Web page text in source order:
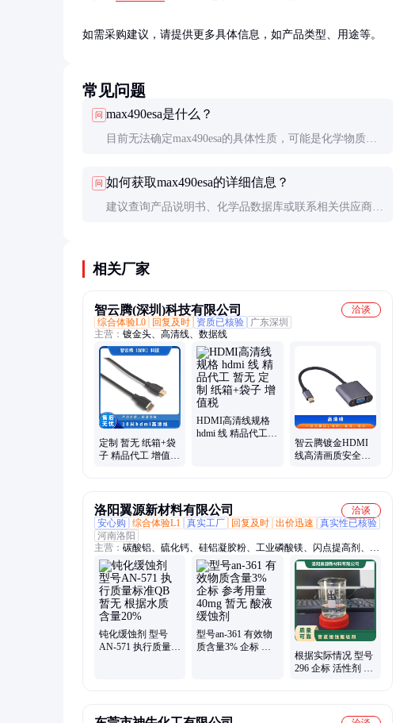
如需采购建议，请提供更多具体信息，如产品类型、用途等。
常见问题
问 max490esa是什么？
目前无法确定max490esa的具体性质，可能是化学物质或
问 如何获取max490esa的详细信息？
建议查询产品说明书、化学品数据库或联系相关供应商获
相关厂家
智云腾(深圳)科技有限公司
洽谈
综合体验L0
回复及时 资质已核验
广东深圳
主营： 镀金头、高清线、数据线
定制 暂无 纸箱+袋
子 精品代工 增值税
HDMI高清线规格
hdmi 线 精品代工
智云腾镀金HDMI
线高清画质安全可
洛阳翼源新材料有限公司
洽谈
安心购
综合体验L1 真实工厂 回复及时 出价迅速
真实性已核验
河南洛阳
主营： 碳酸铝、硫化钙、硅铝凝胶粉、工业磷酸镁、闪点提高剂、表
面活性剂、耐火材料、水处理原材料
钝化缓蚀剂 型号
AN-571 执行质量标
型号an-361 有效物
质含量3% 企标 参
根据实际情况 型号
296 企标 活性剂 液